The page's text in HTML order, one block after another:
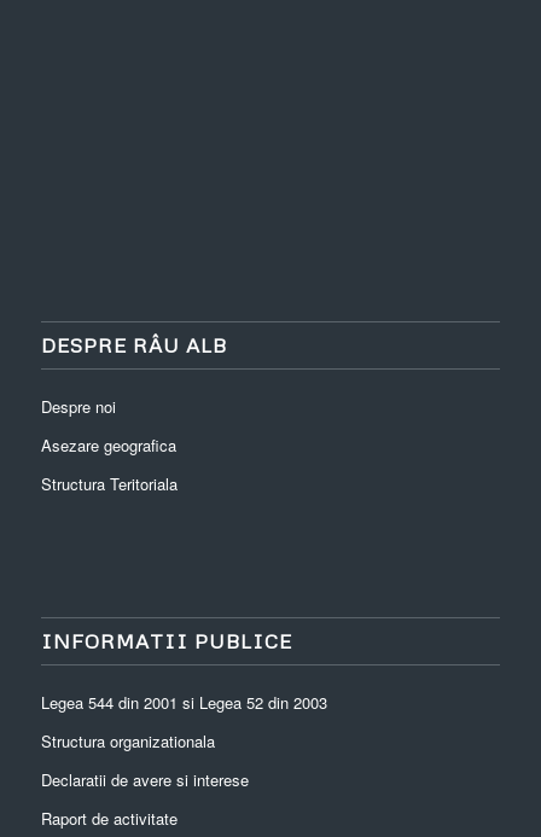
DESPRE RÂU ALB
Despre noi
Asezare geografica
Structura Teritoriala
INFORMATII PUBLICE
Legea 544 din 2001 si Legea 52 din 2003
Structura organizationala
Declaratii de avere si interese
Raport de activitate